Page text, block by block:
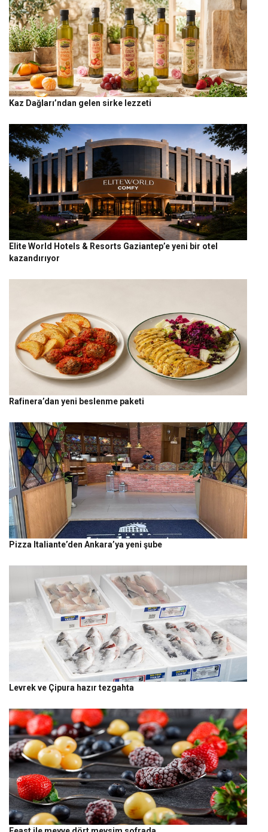
Kaz Dağları’ndan gelen sirke lezzeti
Elite World Hotels & Resorts Gaziantep’e yeni bir otel
kazandırıyor
Rafinera’dan yeni beslenme paketi
Pizza Italiante’den Ankara’ya yeni şube
Levrek ve Çipura hazır tezgahta